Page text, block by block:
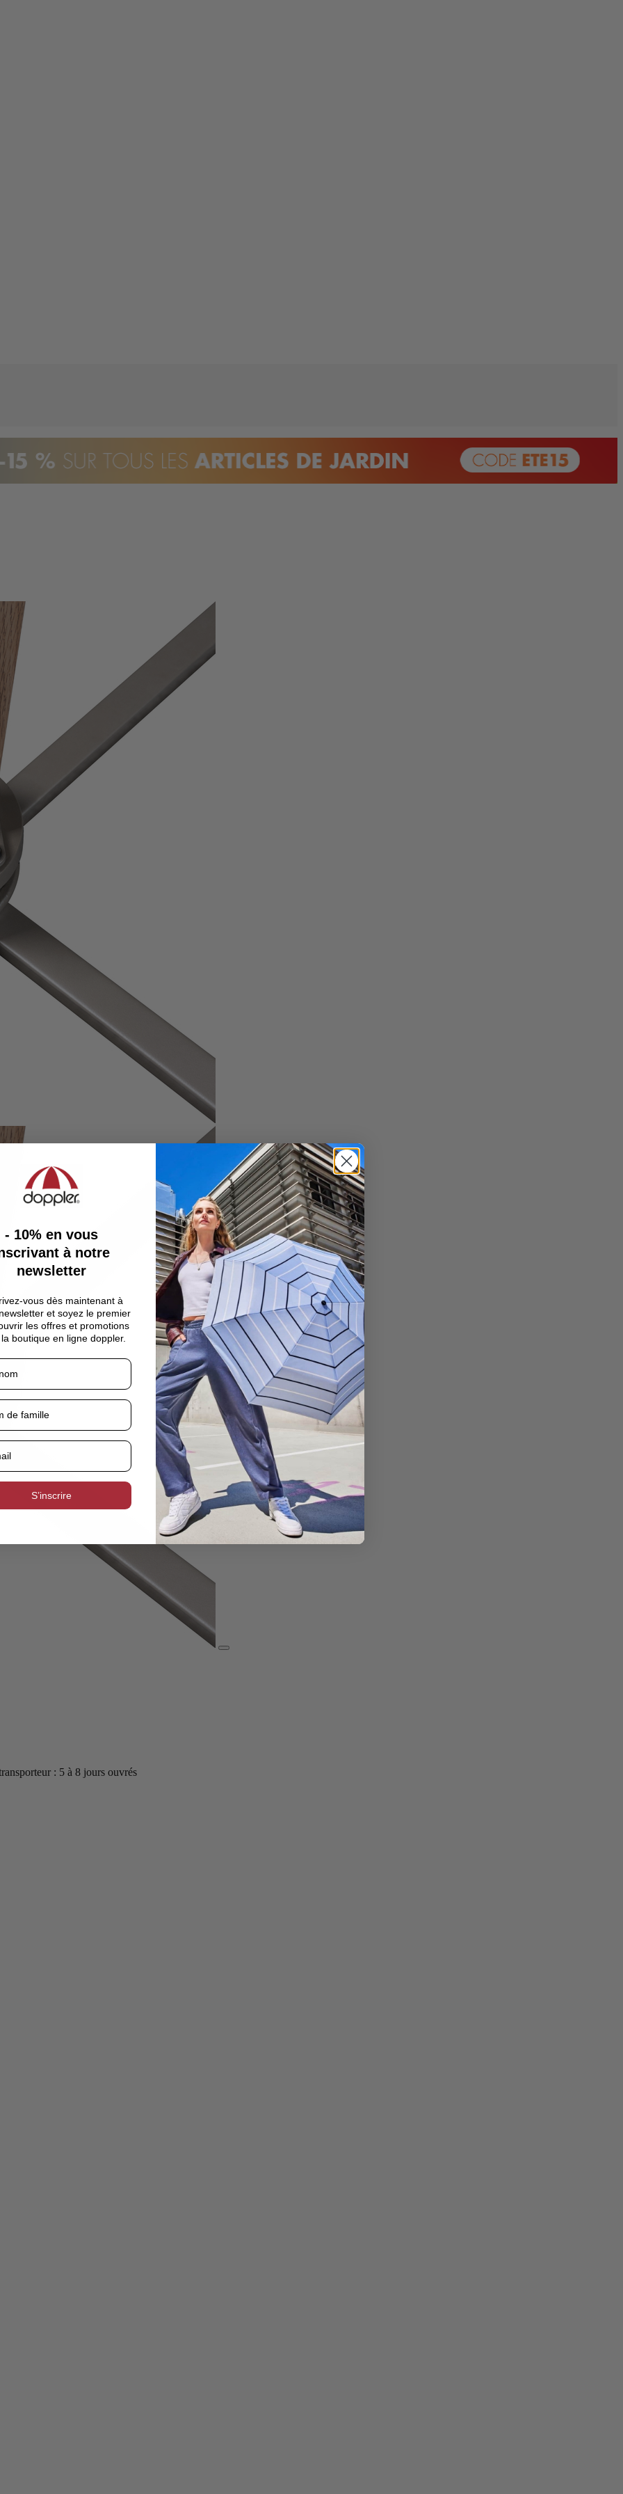
: 5 à 8 jours ouvrés
- 10% en vous
à notre
newsletter
vous dès maintenant à
et soyez le premier
les offres et promotions
boutique en ligne doppler.
S’inscrire